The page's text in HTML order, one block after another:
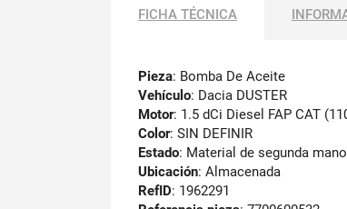
FICHA TÉCNICA
Pieza: Bomba De Aceite
Vehículo: Dacia DUSTER
Motor: 1.5 dCi Diesel FAP CAT
Color: SIN DEFINIR
Estado: Material de segunda mano
Ubicación: Almacenada
RefID: 1962291